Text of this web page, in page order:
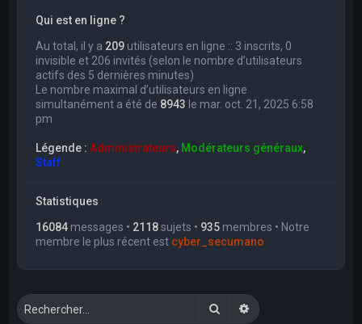
Qui est en ligne ?
Au total, il y a 209 utilisateurs en ligne :: 3 inscrits, 0
invisible et 206 invités (selon le nombre d’utilisateurs
actifs des 5 dernières minutes)
Le nombre maximal d’utilisateurs en ligne
simultanément a été de 8943 le mar. oct. 21, 2025 6:58
pm
Légende :Administrateurs, Modérateurs généraux,
Staff
Statistiques
16084 messages • 2118sujets • 935 membres • Notre
membre le plus récent est cyber_secumano
RechercherRecherche avancée